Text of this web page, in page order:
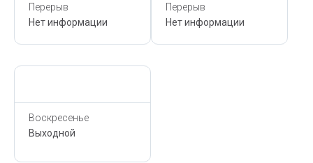
Перерыв
Нет информации
Перерыв
Нет информации
Воскресенье
Выходной